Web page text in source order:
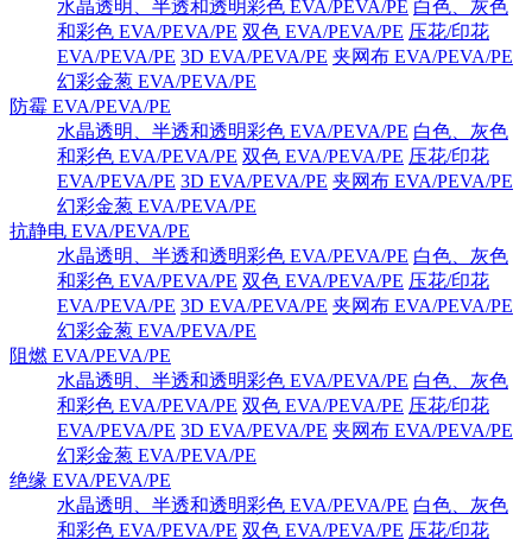
水晶透明、半透和透明彩色 EVA/PEVA/PE 白色、灰色
和彩色 EVA/PEVA/PE 双色 EVA/PEVA/PE 压花/印花
EVA/PEVA/PE 3D EVA/PEVA/PE 夹网布 EVA/PEVA/PE
幻彩金葱 EVA/PEVA/PE
防霉 EVA/PEVA/PE
水晶透明、半透和透明彩色 EVA/PEVA/PE 白色、灰色
和彩色 EVA/PEVA/PE 双色 EVA/PEVA/PE 压花/印花
EVA/PEVA/PE 3D EVA/PEVA/PE 夹网布 EVA/PEVA/PE
幻彩金葱 EVA/PEVA/PE
抗静电 EVA/PEVA/PE
水晶透明、半透和透明彩色 EVA/PEVA/PE 白色、灰色
和彩色 EVA/PEVA/PE 双色 EVA/PEVA/PE 压花/印花
EVA/PEVA/PE 3D EVA/PEVA/PE 夹网布 EVA/PEVA/PE
幻彩金葱 EVA/PEVA/PE
阻燃 EVA/PEVA/PE
水晶透明、半透和透明彩色 EVA/PEVA/PE 白色、灰色
和彩色 EVA/PEVA/PE 双色 EVA/PEVA/PE 压花/印花
EVA/PEVA/PE 3D EVA/PEVA/PE 夹网布 EVA/PEVA/PE
幻彩金葱 EVA/PEVA/PE
绝缘 EVA/PEVA/PE
水晶透明、半透和透明彩色 EVA/PEVA/PE 白色、灰色
和彩色 EVA/PEVA/PE 双色 EVA/PEVA/PE 压花/印花